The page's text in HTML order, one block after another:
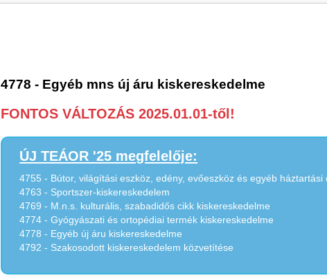
4778 - Egyéb mns új áru kiskereskedelme
FONTOS VÁLTOZÁS 2025.01.01-től!
ÚJ TEÁOR '25 megfelelője:
4755 - Bútor, világítási eszköz, edény, evőeszköz és egyéb háztartási
4763 - Sportszer-kiskereskedelem
4769 - M.n.s. kulturális, szabadidős cikk kiskereskedelme
4774 - Gyógyászati és ortopédiai termék kiskereskedelme
4778 - Egyéb új áru kiskereskedelme
4792 - Szakosodott kiskereskedelem közvetítése